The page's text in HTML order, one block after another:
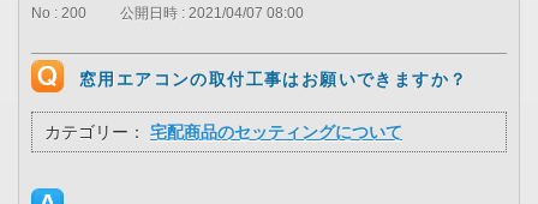
No : 200 公開日時 : 2021/04/07 08:00
窓用エアコンの取付工事はお願いできますか？
カテゴリー： 宅配商品のセッティングについて